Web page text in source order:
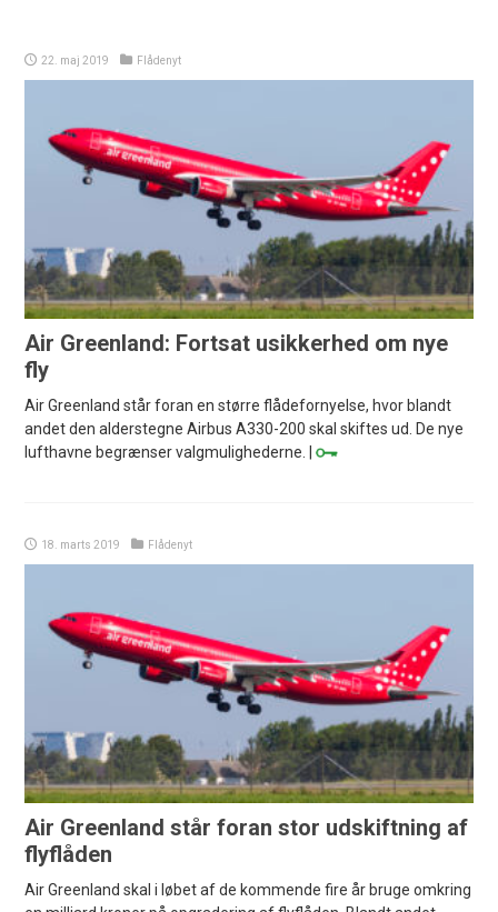
22. maj 2019 Flådenyt
Air Greenland: Fortsat usikkerhed om nye
fly
Air Greenland står foran en større flådefornyelse, hvor blandt
andet den alderstegne Airbus A330-200 skal skiftes ud. De nye
lufthavne begrænser valgmulighederne. |
18. marts 2019 Flådenyt
Air Greenland står foran stor udskiftning af
flyflåden
Air Greenland skal i løbet af de kommende fire år bruge omkring